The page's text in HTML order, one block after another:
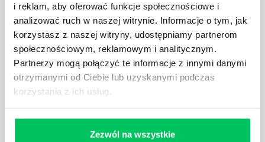
i reklam, aby oferować funkcje społecznościowe i
analizować ruch w naszej witrynie. Informacje o tym, jak
korzystasz z naszej witryny, udostępniamy partnerom
społecznościowym, reklamowym i analitycznym.
Partnerzy mogą połączyć te informacje z innymi danymi
otrzymanymi od Ciebie lub uzyskanymi podczas
korzystania z ich usług.
Zezwól na wszystkie
WYCINKA DRZEW A USTAWA O OCHRONIE
ŚRODOWISKA - CO WARTO WIEDZIEĆ?
Ustawa o ochronie środowiska obowiązuje każdego
z nas – bez wyjątku. Warto podkreślić, że określona
jest w niej także dokładnie kwestia wycinki drzew.
Czy taka wycinka drzew musi być gdziekolwiek
zgłaszana? Jak to w zasadzie dokładniej wygląda?